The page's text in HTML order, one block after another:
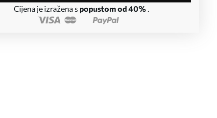
Cijena je izražena s popustom od 40%.